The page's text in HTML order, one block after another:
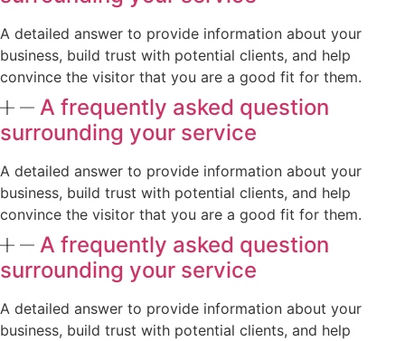
A detailed answer to provide information about your
business, build trust with potential clients, and help
convince the visitor that you are a good fit for them.
A frequently asked question
surrounding your service
A detailed answer to provide information about your
business, build trust with potential clients, and help
convince the visitor that you are a good fit for them.
A frequently asked question
surrounding your service
A detailed answer to provide information about your
business, build trust with potential clients, and help